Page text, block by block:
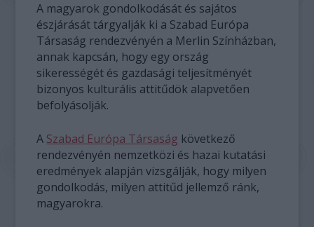
A magyarok gondolkodását és sajátos
észjárását tárgyalják ki a Szabad Európa
Társaság rendezvényén a Merlin Színházban,
annak kapcsán, hogy egy ország
sikerességét és gazdasági teljesítményét
bizonyos kulturális attitűdök alapvetően
befolyásolják.
A Szabad Európa Társaság következő
rendezvényén nemzetközi és hazai kutatási
eredmények alapján vizsgálják, hogy milyen
gondolkodás, milyen attitűd jellemző ránk,
magyarokra.